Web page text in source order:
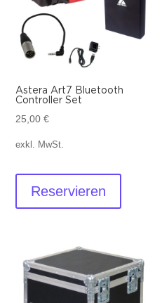
Astera Art7 Bluetooth
Controller Set
25,00€
exkl. MwSt.
Reservieren